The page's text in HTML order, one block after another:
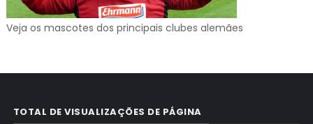
Veja os mascotes dos principais clubes alemães
TOTAL DE VISUALIZAÇÕES DE PÁGINA